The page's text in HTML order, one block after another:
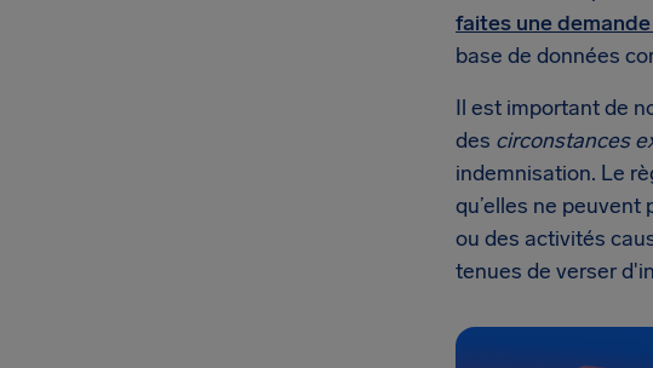
faites une
base de données
Il est important de
des circonstances
indemnisation. Le
qu’elles ne
ou des activités
tenues de verser